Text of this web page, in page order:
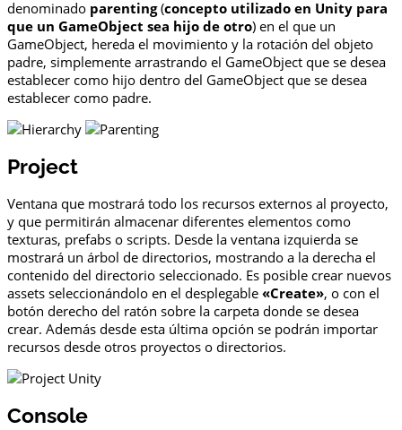
denominado parenting(concepto utilizado en Unity para
que un GameObject sea hijo de otro) en el que un
GameObject, hereda el movimiento y la rotación del objeto
padre, simplemente arrastrando el GameObject que se desea
establecer como hijo dentro del GameObject que se desea
establecer como padre.
Project
Ventana que mostrará todo los recursos externos al proyecto,
y que permitirán almacenar diferentes elementos como
texturas, prefabs o scripts. Desde la ventana izquierda se
mostrará un árbol de directorios, mostrando a la derecha el
contenido del directorio seleccionado. Es posible crear nuevos
assets seleccionándolo en el desplegable «Create», o con el
botón derecho del ratón sobre la carpeta donde se desea
crear. Además desde esta última opción se podrán importar
recursos desde otros proyectos o directorios.
Console